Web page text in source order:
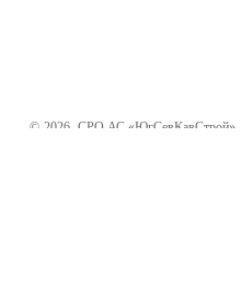
© 2026 СРО АС «ЮгСевКавСтрой»